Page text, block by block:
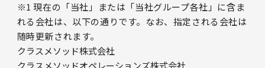
※1 現在の「当社」または「当社グループ各社」に含ま
れる会社は、以下の通りです。なお、指定される会社は
随時更新されます。
クラスメソッド株式会社